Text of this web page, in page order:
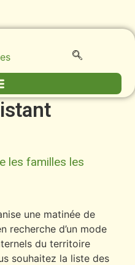
les familles les
une matinée de
recherche d’un mode
du territoire
souhaitez la liste des